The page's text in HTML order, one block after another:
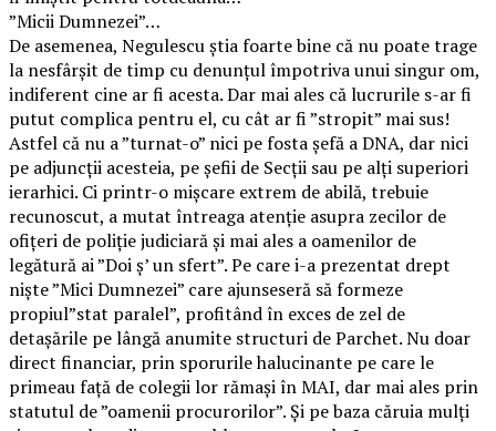
”Micii Dumnezei”…
De asemenea, Negulescu știa foarte bine că nu poate trage
la nesfârșit de timp cu denunțul împotriva unui singur om,
indiferent cine ar fi acesta. Dar mai ales că lucrurile s-ar fi
putut complica pentru el, cu cât ar fi ”stropit” mai sus!
Astfel că nu a ”turnat-o” nici pe fosta șefă a DNA, dar nici
pe adjuncții acesteia, pe șefii de Secții sau pe alți superiori
ierarhici. Ci printr-o mișcare extrem de abilă, trebuie
recunoscut, a mutat întreaga atenție asupra zecilor de
ofițeri de poliție judiciară și mai ales a oamenilor de
legătură ai ”Doi ș’ un sfert”. Pe care i-a prezentat drept
niște ”Mici Dumnezei” care ajunseseră să formeze
propiul”stat paralel”, profitând în exces de zel de
detașările pe lângă anumite structuri de Parchet. Nu doar
direct financiar, prin sporurile halucinante pe care le
primeau față de colegii lor rămași în MAI, dar mai ales prin
statutul de ”oamenii procurorilor”. Și pe baza căruia mulți